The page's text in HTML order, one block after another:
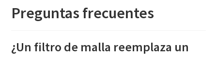
Preguntas frecuentes
¿Un filtro de malla reemplaza un